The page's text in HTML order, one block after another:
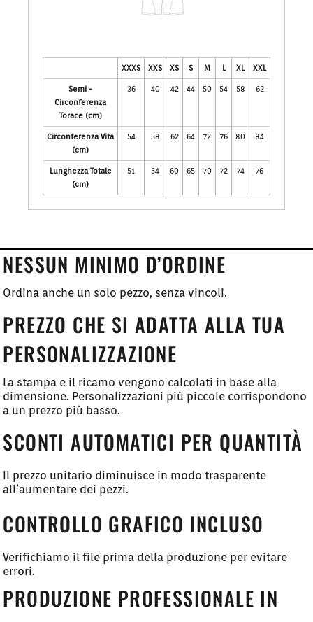
XXXS XXS XS S M L XL XXL
Semi -
Circonferenza
Torace (cm)
36 40 42 44 50 54 58 62
Circonferenza Vita
(cm)
54 58 62 64 72 76 80 84
Lunghezza Totale
(cm)
51 54 60 65 70 72 74 76
NESSUN MINIMO D’ORDINE
Ordina anche un solo pezzo, senza vincoli.
PREZZO CHE SI ADATTA ALLA TUA
PERSONALIZZAZIONE
La stampa e il ricamo vengono calcolati in base alla
dimensione. Personalizzazioni più piccole corrispondono
a un prezzo più basso.
SCONTI AUTOMATICI PER QUANTITÀ
Il prezzo unitario diminuisce in modo trasparente
all’aumentare dei pezzi.
CONTROLLO GRAFICO INCLUSO
Verifichiamo il file prima della produzione per evitare
errori.
PRODUZIONE PROFESSIONALE IN